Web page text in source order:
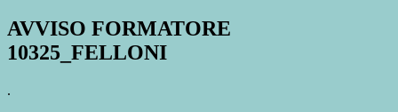
AVVISO FORMATORE
10325_FELLONI
.